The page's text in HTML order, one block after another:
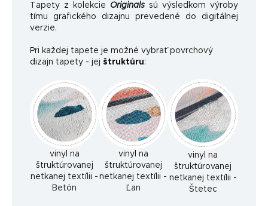
Tapety z kolekcie Originals sú výsledkom výroby
tímu grafického dizajnu prevedené do digitálnej
verzie.
Pri každej tapete je možné vybrať povrchový
dizajn tapety - jej štruktúru:
vinyl na
štruktúrovanej
netkanej textílii -
Betón
vinyl na
štruktúrovanej
netkanej textílii -
Ľan
vinyl na
štruktúrovanej
netkanej textílii -
Štetec